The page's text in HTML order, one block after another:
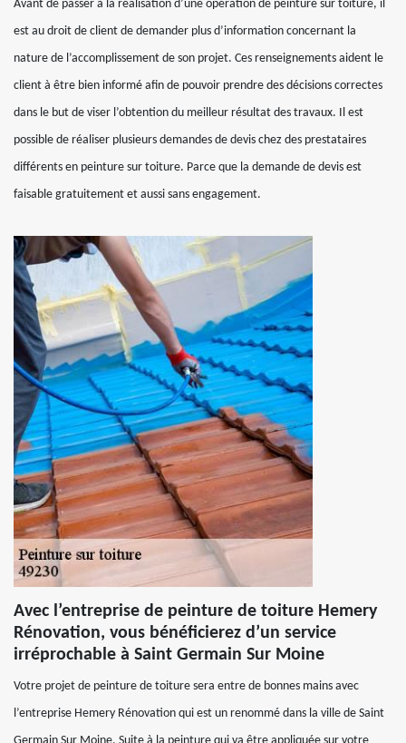
Avant de passer à la réalisation d’une opération de peinture sur toiture, il
est au droit de client de demander plus d’information concernant la
nature de l’accomplissement de son projet. Ces renseignements aident le
client à être bien informé afin de pouvoir prendre des décisions correctes
dans le but de viser l’obtention du meilleur résultat des travaux. Il est
possible de réaliser plusieurs demandes de devis chez des prestataires
différents en peinture sur toiture. Parce que la demande de devis est
faisable gratuitement et aussi sans engagement.
Avec l’entreprise de peinture de toiture Hemery
Rénovation, vous bénéficierez d’un service
irréprochable à Saint Germain Sur Moine
Votre projet de peinture de toiture sera entre de bonnes mains avec
l’entreprise Hemery Rénovation qui est un renommé dans la ville de Saint